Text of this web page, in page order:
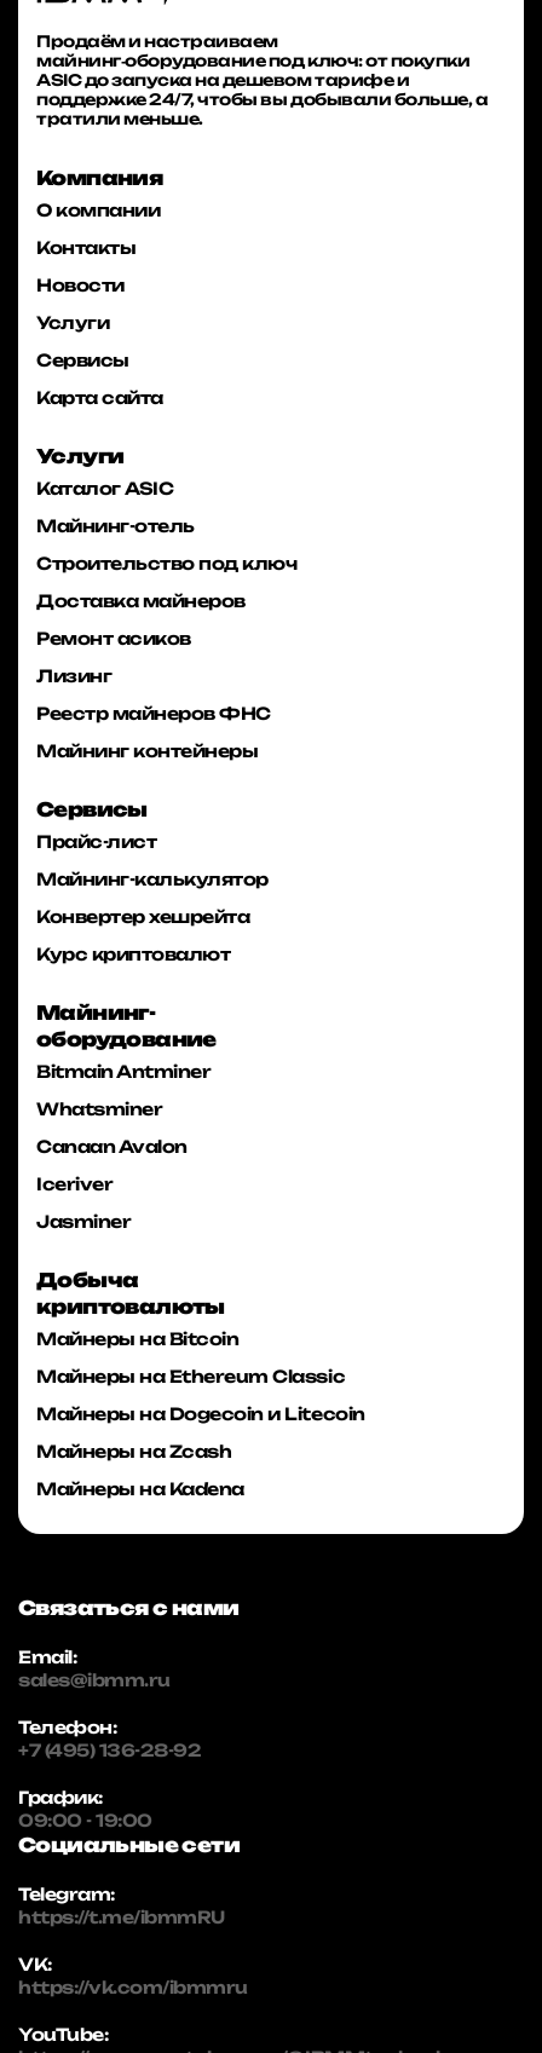
Продаём и настраиваем
майнинг‑оборудование под ключ: от покупки
ASIC до запуска на дешевом тарифе и
поддержке 24/7, чтобы вы добывали больше, а
тратили меньше.
Компания
О компании
Контакты
Новости
Услуги
Сервисы
Карта сайта
Услуги
Каталог ASIC
Майнинг-отель
Строительство под ключ
Доставка майнеров
Ремонт асиков
Лизинг
Реестр майнеров ФНС
Майнинг контейнеры
Сервисы
Прайс-лист
Майнинг-калькулятор
Конвертер хешрейта
Курс криптовалют
Майнинг-
оборудование
Bitmain Antminer
Whatsminer
Canaan Avalon
Iceriver
Jasminer
Добыча
криптовалюты
Майнеры на Bitcoin
Майнеры на Ethereum Classic
Майнеры на Dogecoin и Litecoin
Майнеры на Zcash
Майнеры на Kadena
Связаться с нами
Email:
sales@ibmm.ru
Телефон:
+7 (495) 136-28-92
График:
09:00 - 19:00
Социальные сети
Telegram:
https://t.me/ibmmRU
VK:
https://vk.com/ibmmru
YouTube: